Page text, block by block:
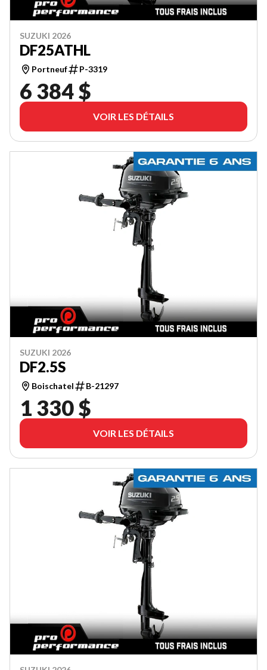
SUZUKI 2026
DF25ATHL
Portneuf P-3319
6 384 $
VOIR LES DÉTAILS
SUZUKI 2026
DF2.5S
Boischatel B-21297
1 330 $
VOIR LES DÉTAILS